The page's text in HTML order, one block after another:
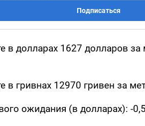
Подписаться
в долларах 1627 долларов
в гривнах 12970 гривен за
ожидания (в долларах): -